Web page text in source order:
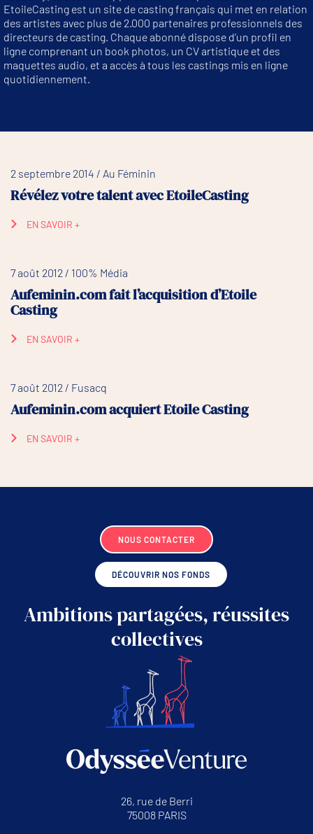
EtoileCasting est un site de casting français qui met en relation
des artistes avec plus de 2.000 partenaires professionnels des
directeurs de casting. Chaque abonné dispose d’un profil en
ligne comprenant un book photos, un CV artistique et des
maquettes audio, et a accès à tous les castings mis en ligne
quotidiennement.
2 septembre 2014 / Au Féminin
Révélez votre talent avec EtoileCasting
EN SAVOIR +
7 août 2012 / 100% Média
Aufeminin.com fait l’acquisition d’Etoile
Casting
EN SAVOIR +
7 août 2012 / Fusacq
Aufeminin.com acquiert Etoile Casting
EN SAVOIR +
NOUS CONTACTER
DÉCOUVRIR NOS FONDS
Ambitions partagées, réussites
collectives
26, rue de Berri
75008 PARIS